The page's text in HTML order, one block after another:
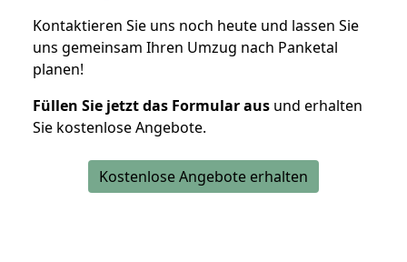
Kontaktieren Sie uns noch heute und lassen Sie
uns gemeinsam Ihren Umzug nach Panketal
planen!
Füllen Sie jetzt das Formular aus und erhalten
Sie kostenlose Angebote.
Kostenlose Angebote erhalten